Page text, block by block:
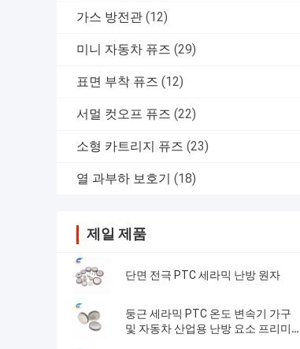
가스 방전관 (12)
미니 자동차 퓨즈 (29)
표면 부착 퓨즈 (12)
서멀 컷오프 퓨즈 (22)
소형 카트리지 퓨즈 (23)
열 과부하 보호기 (18)
제일 제품
단면 전극 PTC 세라믹 난방 원자
둥근 세라믹 PTC 온도 변속기 가구
및 자동차 산업용 난방 요소 프리미엄